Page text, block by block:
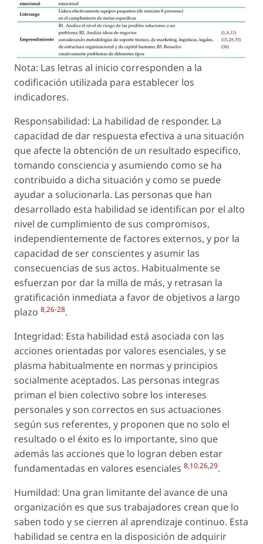
Nota: Las letras al inicio corresponden a la
codificación utilizada para establecer los
indicadores.
Responsabilidad: La habilidad de responder. La
capacidad de dar respuesta efectiva a una situación
que afecte la obtención de un resultado especifico,
tomando consciencia y asumiendo como se ha
contribuido a dicha situación y como se puede
ayudar a solucionarla. Las personas que han
desarrollado esta habilidad se identifican por el alto
nivel de cumplimiento de sus compromisos,
independientemente de factores externos, y por la
capacidad de ser conscientes y asumir las
consecuencias de sus actos. Habitualmente se
esfuerzan por dar la milla de más, y retrasan la
gratificación inmediata a favor de objetivos a largo
plazo 8,26-28.
Integridad: Esta habilidad está asociada con las
acciones orientadas por valores esenciales, y se
plasma habitualmente en normas y principios
socialmente aceptados. Las personas integras
priman el bien colectivo sobre los intereses
personales y son correctos en sus actuaciones
según sus referentes, y proponen que no solo el
resultado o el éxito es lo importante, sino que
además las acciones que lo logran deben estar
fundamentadas en valores esenciales 8,10,26,29.
Humildad: Una gran limitante del avance de una
organización es que sus trabajadores crean que lo
saben todo y se cierren al aprendizaje continuo. Esta
habilidad se centra en la disposición de adquirir